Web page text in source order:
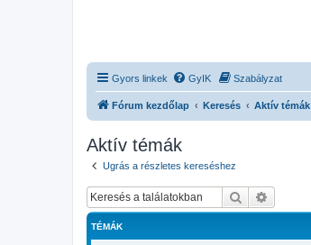
Gyors linkek GyIK Szabályzat
Fórum kezdőlap Keresés Aktív témák
Aktív témák
Ugrás a részletes kereséshez
Keresés
TÉMÁK